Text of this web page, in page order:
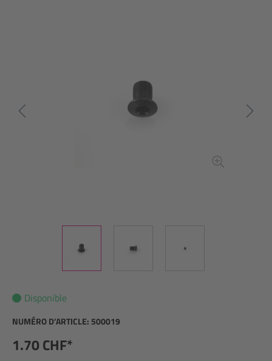
Disponible
NUMÉRO D’ARTICLE: 500019
1.70 CHF*